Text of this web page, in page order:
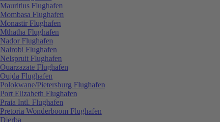
Mauritius Flughafen
Mombasa Flughafen
Monastir Flughafen
Mthatha Flughafen
Nador Flughafen
Nairobi Flughafen
Nelspruit Flughafen
Ouarzazate Flughafen
Oujda Flughafen
Polokwane/Pietersburg Flughafen
Port Elizabeth Flughafen
Praia Intl. Flughafen
Pretoria Wonderboom Flughafen
Djerba